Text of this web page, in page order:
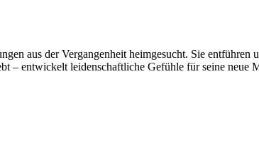
aus der Vergangenheit heimgesucht. Sie
– entwickelt leidenschaftliche Gefühle für seine